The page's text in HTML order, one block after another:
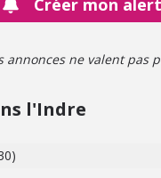
Créer mon
annonces ne valent
l'Indre